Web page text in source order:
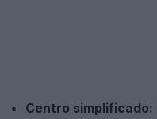
Centro simplificado: